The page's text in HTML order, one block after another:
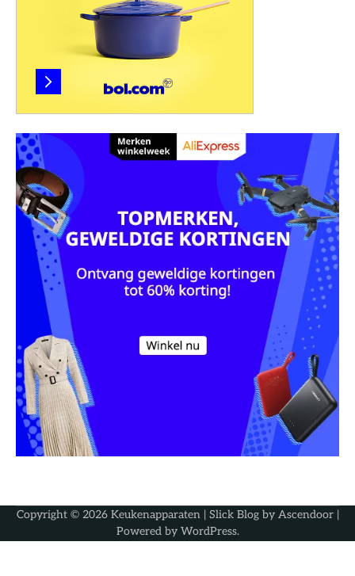
Copyright © 2026 Keukenapparaten| Slick Blog by Ascendoor|
Powered by WordPress.